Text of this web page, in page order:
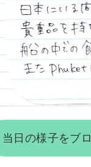
当日の様子をブ